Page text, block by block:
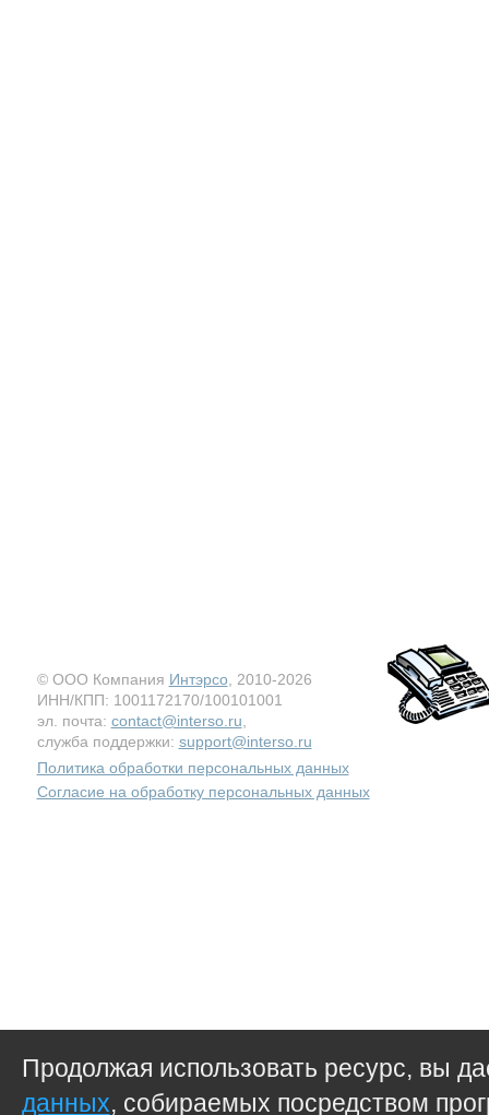
© ООО Компания Интэрсо , 2010-2026
ИНН/КПП: 1001172170/100101001
эл. почта: contact@interso.ru
служба поддержки: support@interso.ru
Политика обработки персональных данных
Согласие на обработку персональных данных
Продолжая использовать ресурс, вы
данных, собираемых посредством